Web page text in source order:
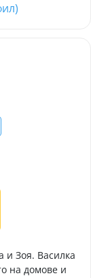
и Зоя. Василка
на домове и